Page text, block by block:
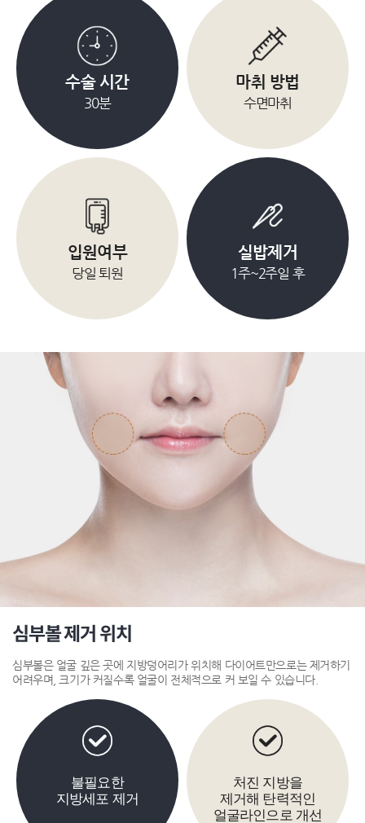
수술 시간
30분
마취 방법
수면마취
입원여부
당일 퇴원
실밥제거
1주~2주일 후
심부볼제거 위치
심부볼은 얼굴 깊은 곳에 지방덩어리가 위치해 다이어트만으로는 제거하기
어려우며, 크기가 커질수록 얼굴이 전체적으로 커 보일 수 있습니다.
불필요한
지방세포 제거
처진 지방을
제거해 탄력적인
얼굴라인으로 개선